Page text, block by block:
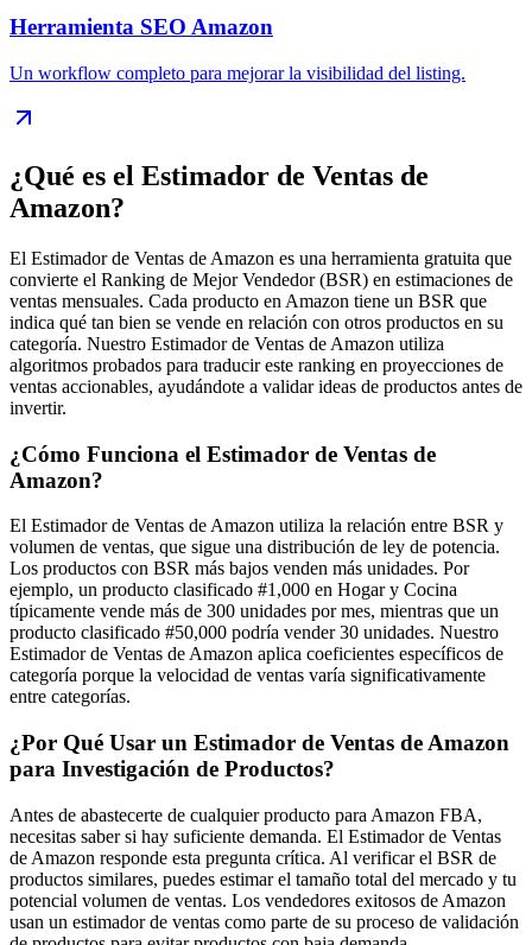
Herramienta SEO Amazon
Un workflow completo para mejorar la visibilidad del listing.
¿Qué es el Estimador de Ventas de
Amazon?
El Estimador de Ventas de Amazon es una herramienta gratuita que
convierte el Ranking de Mejor Vendedor (BSR) en estimaciones de
ventas mensuales. Cada producto en Amazon tiene un BSR que
indica qué tan bien se vende en relación con otros productos en su
categoría. Nuestro Estimador de Ventas de Amazon utiliza
algoritmos probados para traducir este ranking en proyecciones de
ventas accionables, ayudándote a validar ideas de productos antes de
invertir.
¿Cómo Funciona el Estimador de Ventas de
Amazon?
El Estimador de Ventas de Amazon utiliza la relación entre BSR y
volumen de ventas, que sigue una distribución de ley de potencia.
Los productos con BSR más bajos venden más unidades. Por
ejemplo, un producto clasificado #1,000 en Hogar y Cocina
típicamente vende más de 300 unidades por mes, mientras que un
producto clasificado #50,000 podría vender 30 unidades. Nuestro
Estimador de Ventas de Amazon aplica coeficientes específicos de
categoría porque la velocidad de ventas varía significativamente
entre categorías.
¿Por Qué Usar un Estimador de Ventas de Amazon
para Investigación de Productos?
Antes de abastecerte de cualquier producto para Amazon FBA,
necesitas saber si hay suficiente demanda. El Estimador de Ventas
de Amazon responde esta pregunta crítica. Al verificar el BSR de
productos similares, puedes estimar el tamaño total del mercado y tu
potencial volumen de ventas. Los vendedores exitosos de Amazon
usan un estimador de ventas como parte de su proceso de validación